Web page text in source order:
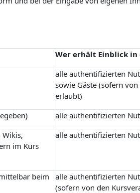
Wer erhält Einblick in
alle authentifizierten
sowie Gäste (sofern
erlaubt)
alle authentifizierten
Wikis,
im Kurs
alle authentifizierten
beim
alle authentifizierten
(sofern von den